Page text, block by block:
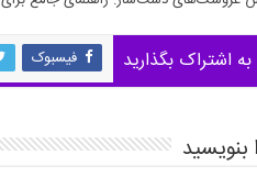
اشتراک بگذارید فیسبوک
بنویسید